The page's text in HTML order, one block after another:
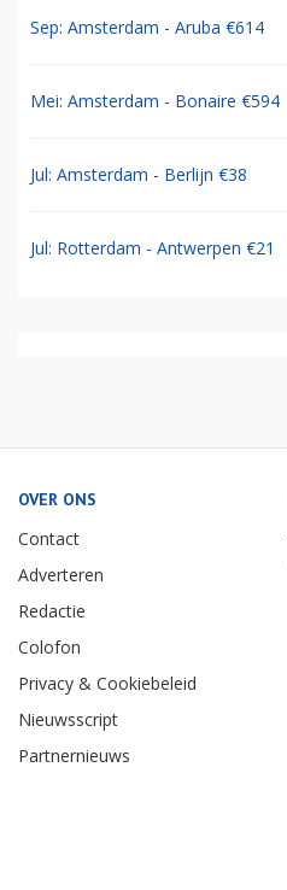
Sep: Amsterdam - Aruba €614
Mei: Amsterdam - Bonaire €594
Jul: Amsterdam - Berlijn €38
Jul: Rotterdam - Antwerpen €21
OVER ONS
Contact
Adverteren
Redactie
Colofon
Privacy & Cookiebeleid
Nieuwsscript
Partnernieuws